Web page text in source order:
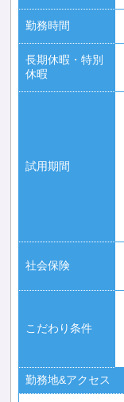
勤務時間
長期休暇・特別
休暇
試用期間
社会保険
こだわり条件
勤務地&アクセス